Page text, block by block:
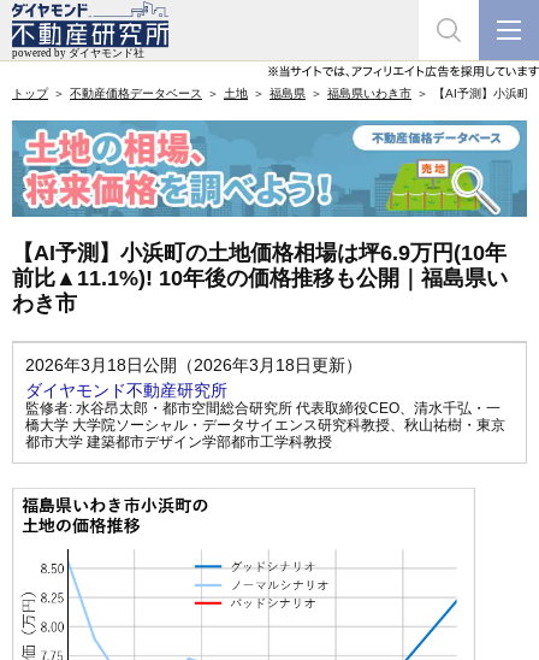
トップ 不動産価格データベース 土地 福島県 福島県いわき市 【AI予測】小浜
【AI予測】小浜町の土地価格相場は坪6.9万円(10年
前比▲11.1%)! 10年後の価格推移も公開｜福島県い
わき市
2026年3月18日公開（2026年3月18日更新）
ダイヤモンド不動産研究所
監修者: 水谷昂太郎・都市空間総合研究所 代表取締役CEO、 清水千弘・一
橋大学 大学院ソーシャル・データサイエンス研究科教授、 秋山祐樹・東京
都市大学 建築都市デザイン学部都市工学科教授